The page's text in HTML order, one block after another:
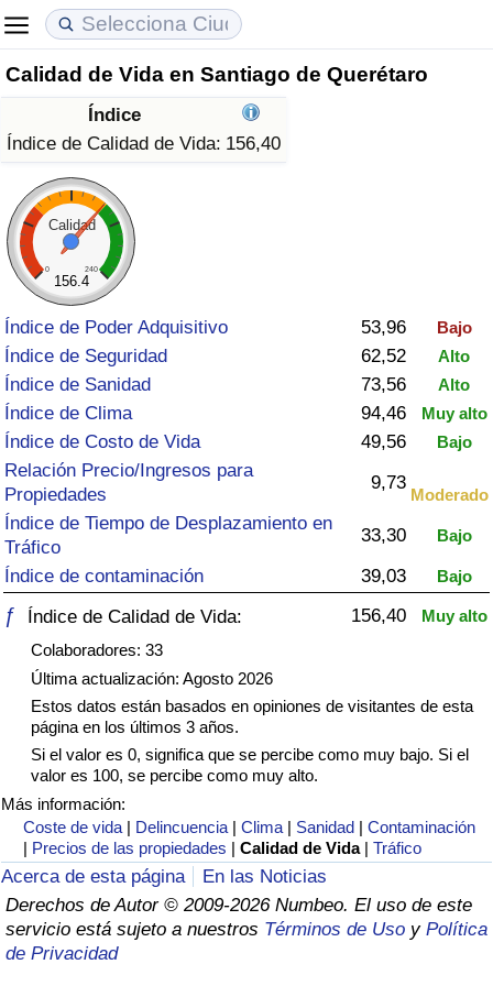
Calidad de Vida en Santiago de Querétaro
Índice
Índice de Calidad de Vida: 156,40
Calidad
0 240
156.4
Índice de Poder Adquisitivo 53,96 Bajo
Índice de Seguridad 62,52 Alto
Índice de Sanidad 73,56 Alto
Índice de Clima 94,46 Muy alto
Índice de Costo de Vida 49,56 Bajo
Relación Precio/Ingresos para
Propiedades
9,73
Moderado
Índice de Tiempo de Desplazamiento en
Tráfico
33,30 Bajo
Índice de contaminación 39,03 Bajo
ƒ Índice de Calidad de Vida: 156,40
Muy alto
Colaboradores: 33
Última actualización: Agosto 2026
Estos datos están basados en opiniones de visitantes de esta
página en los últimos 3 años.
Si el valor es 0, significa que se percibe como muy bajo. Si el
valor es 100, se percibe como muy alto.
Más información:
Coste de vida | Delincuencia |Clima | Sanidad |Contaminación
| Precios de las propiedades |Calidad de Vida |Tráfico
Acerca de esta página
En las Noticias
Derechos de Autor © 2009-2026 Numbeo. El uso de este
servicio está sujeto a nuestros Términos de Uso y Política
de Privacidad
Coste de vida
Índice de Costo de Vida (Actual)
Índice de Costo de Vida
Índice de costo de vida por país
en aqaba
Precios de las propiedades
Índice de Precios de Inmuebles (Actual)
Índice de Precios de Inmuebles
Índice de Precios de Inmuebles por País
Calidad de Vida
Índice de Calidad de Vida
Índice de Calidad de Vida (Actual)
Índice de calidad de vida por país
Delincuencia
Calificación del Índice de Criminalidad
(Actual)
Índice de Criminalidad
Índice de criminalidad por país
Sanidad
Índice de Sanidad (Actual)
Índice de Sanidad
Índice de Sanidad por País
Contaminación
Índice de Contaminación (Actual)
Índice de contaminación
Índice de Contaminación por País